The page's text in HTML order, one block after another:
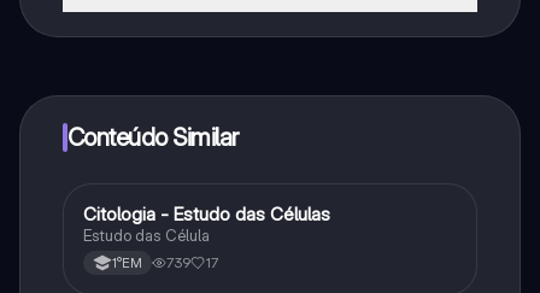
Conteúdo Similar
Biologia
Citologia - Estudo das Células
Estudo das Célula
1°EM 739 17